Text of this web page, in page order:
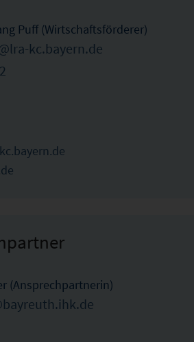
Puff (Wirtschaftsförderer)
kc.bayern.de
(Ansprechpartnerin)